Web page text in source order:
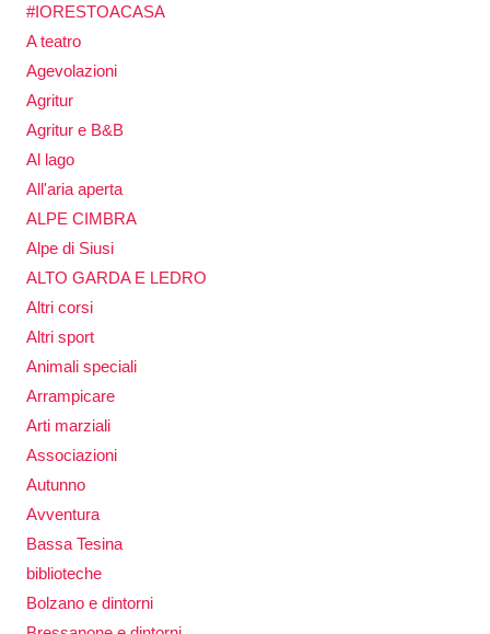
#IORESTOACASA
A teatro
Agevolazioni
Agritur
Agritur e B&B
Al lago
All'aria aperta
ALPE CIMBRA
Alpe di Siusi
ALTO GARDA E LEDRO
Altri corsi
Altri sport
Animali speciali
Arrampicare
Arti marziali
Associazioni
Autunno
Avventura
Bassa Tesina
biblioteche
Bolzano e dintorni